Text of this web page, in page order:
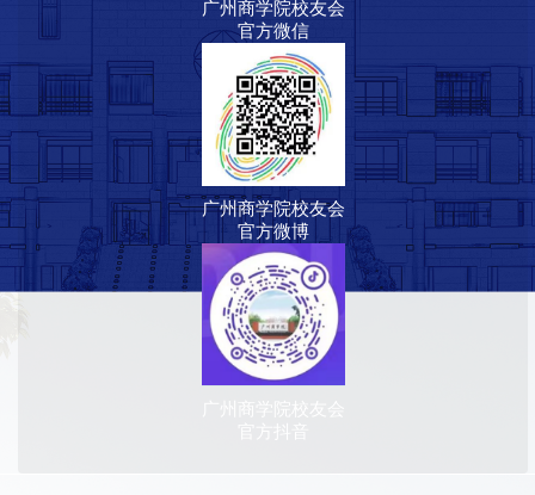
广州商学院校友会
官方微信
广州商学院校友会
官方微博